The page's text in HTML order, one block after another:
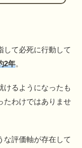
して必死に行動して
2年。
けるようになったも
たわけではありませ
な評価軸が存在して